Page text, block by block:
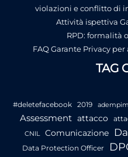
violazioni e conflitto di
Attività ispettiva
RPD: formalità
FAQ Garante Privacy
TAG
#deletefacebook 2019
Assessment attacco
CNIL
Comunicazione
Data Protection Officer